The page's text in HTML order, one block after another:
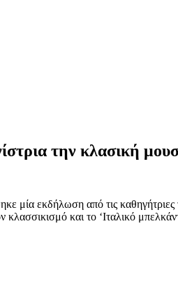
την κλασική
μία εκδήλωση από τις
και το ‘Ιταλικό